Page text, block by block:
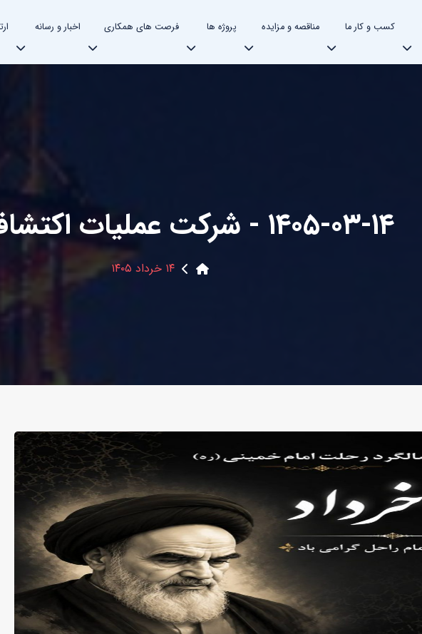
کسب و کار ما مناقصه و مزایده پروژه ها فرصت های همکاری اخبار و رسانه
۱۴۰۵-۰۳-۱۴ - شرکت عملیات اکتشاف نفت
۱۴ خرداد ۱۴۰۵